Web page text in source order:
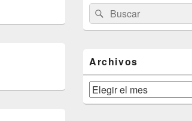
área
de
widget
lateral
primaria
Buscar
por:
Buscar
Archivos
Archivos